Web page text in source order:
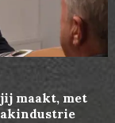
maakt, met